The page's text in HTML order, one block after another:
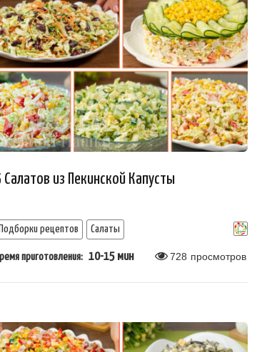
Салатов из Пекинской Капусты
Подборки рецептов Салаты
приготовления: 10-15 мин 728 просмотров